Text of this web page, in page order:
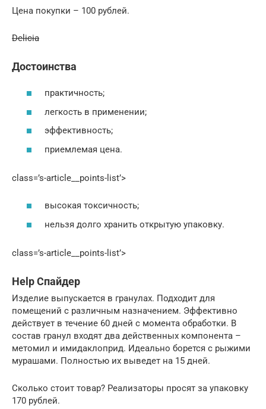
Цена покупки – 100 рублей.
Delicia
Достоинства
практичность;
легкость в применении;
эффективность;
приемлемая цена.
class=’s-article__points-list’>
высокая токсичность;
нельзя долго хранить открытую упаковку.
class=’s-article__points-list’>
Help Спайдер
Изделие выпускается в гранулах. Подходит для
помещений с различным назначением. Эффективно
действует в течение 60 дней с момента обработки. В
состав гранул входят два действенных компонента –
метомил и имидаклоприд. Идеально борется с рыжими
мурашами. Полностью их выведет на 15 дней.
Сколько стоит товар? Реализаторы просят за упаковку
170 рублей.